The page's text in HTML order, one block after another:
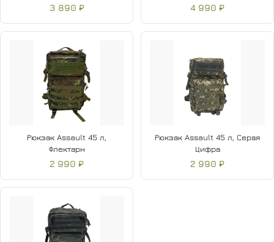
3 890 ₽ 4 990 ₽
Рюкзак Assault 45 л,
Флектарн
2 990 ₽
Рюкзак Assault 45 л, Серая
Цифра
2 990 ₽